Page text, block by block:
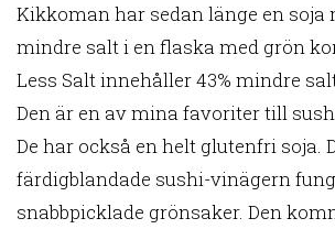
Kikkoman har sedan länge en soja
mindre salt i en flaska med grön
Less Salt innehåller 43% mindre
Den är en av mina favoriter till
De har också en helt glutenfri soja.
färdigblandade sushi-vinägern
snabbpicklade grönsaker. Den